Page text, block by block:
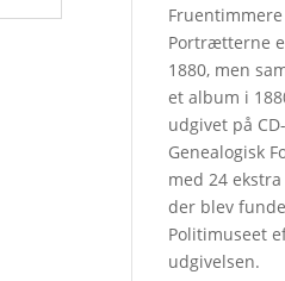
Portrætterne
1880, men
et album i
udgivet på
Genealogisk
med24
der blev
Politimuseet
udgivelsen.